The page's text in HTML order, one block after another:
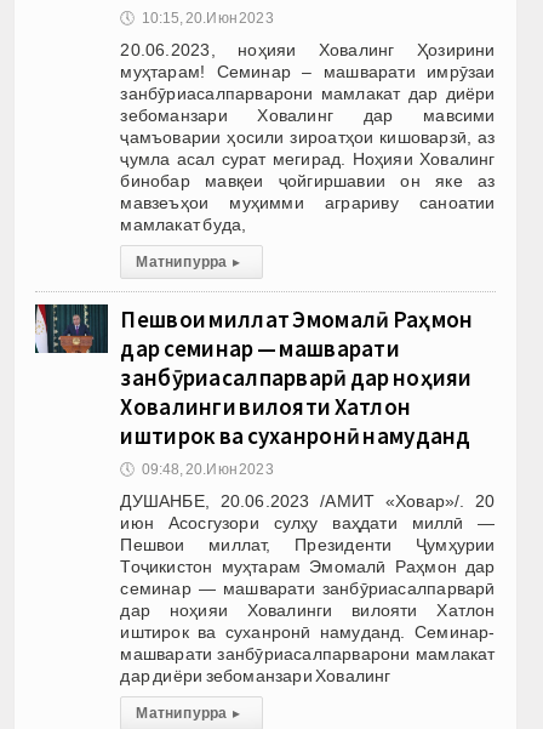
🕔 10:15, 20.Июн 2023
20.06.2023, ноҳияи Ховалинг Ҳозирини
муҳтарам! Семинар – машварати имрӯзаи
занбӯриасалпарварони мамлакат дар диёри
зебоманзари Ховалинг дар мавсими
ҷамъоварии ҳосили зироатҳои кишоварзӣ, аз
ҷумла асал сурат мегирад. Ноҳияи Ховалинг
бинобар мавқеи ҷойгиршавии он яке аз
мавзеъҳои муҳимми аграриву саноатии
мамлакат буда,
Матни пурра ▸
Пешвои миллат Эмомалӣ Раҳмон
дар семинар — машварати
занбӯриасалпарварӣ дар ноҳияи
Ховалинги вилояти Хатлон
иштирок ва суханронӣ намуданд
🕔 09:48, 20.Июн 2023
ДУШАНБЕ, 20.06.2023 /АМИТ «Ховар»/. 20
июн Асосгузори сулҳу ваҳдати миллӣ —
Пешвои миллат, Президенти Ҷумҳурии
Тоҷикистон муҳтарам Эмомалӣ Раҳмон дар
семинар — машварати занбӯриасалпарварӣ
дар ноҳияи Ховалинги вилояти Хатлон
иштирок ва суханронӣ намуданд. Семинар-
машварати занбӯриасалпарварони мамлакат
дар диёри зебоманзари Ховалинг
Матни пурра ▸